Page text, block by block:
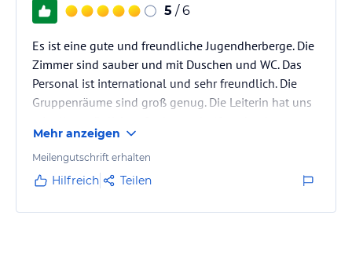
5 / 6
Es ist eine gute und freundliche Jugendherberge. Die
Zimmer sind sauber und mit Duschen und WC. Das
Personal ist international und sehr freundlich. Die
Gruppenräume sind groß genug. Die Leiterin hat uns
internationale Gruppe sich hier wohl fühlen konnte.
Es gibt Aldi 100 Meter vom Haus. Das Essen war für
eine Jugendherberge OK, es hat immer für alle
großen und ganzen waren wir zufrieden und wir
Mehr anzeigen
Meilengutschrift erhalten
Hilfreich Teilen